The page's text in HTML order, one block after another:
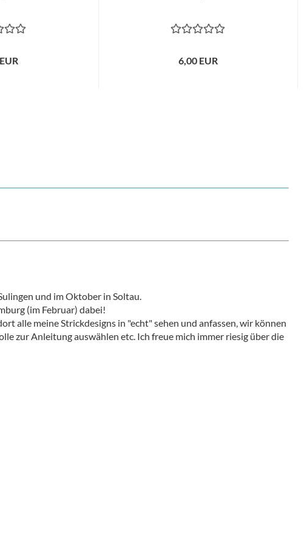
6,00 EUR
und im Oktober in Soltau.
(im Februar) dabei!
alle meine Strickdesigns in "echt" sehen und anfassen, wir können
zur Anleitung auswählen etc. Ich freue mich immer riesig über die